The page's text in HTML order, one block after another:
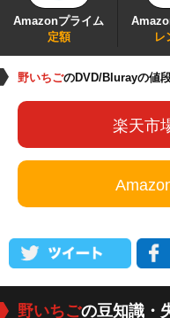
Amazonプライム
定額
レ
野いちごのDVD/Blurayの値
楽天市
野いちごの豆知識・